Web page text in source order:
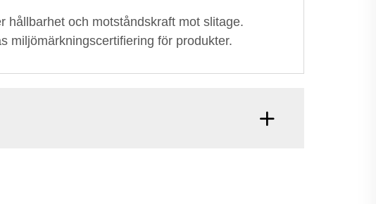
hållbarhet och motståndskraft mot slitage.
miljömärkningscertifiering för produkter.